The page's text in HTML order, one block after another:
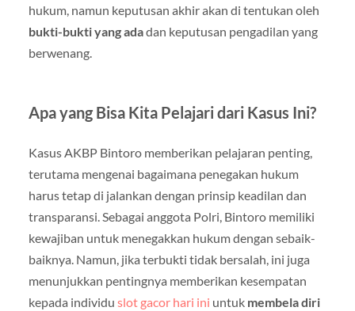
hukum, namun keputusan akhir akan di tentukan oleh
bukti-bukti yang adadan keputusan pengadilan yang
berwenang.
Apa yang Bisa Kita Pelajari dari Kasus Ini?
Kasus AKBP Bintoro memberikan pelajaran penting,
terutama mengenai bagaimana penegakan hukum
harus tetap di jalankan dengan prinsip keadilan dan
transparansi. Sebagai anggota Polri, Bintoro memiliki
kewajiban untuk menegakkan hukum dengan sebaik-
baiknya. Namun, jika terbukti tidak bersalah, ini juga
menunjukkan pentingnya memberikan kesempatan
kepada individu slot gacor hari ini untuk membela diri